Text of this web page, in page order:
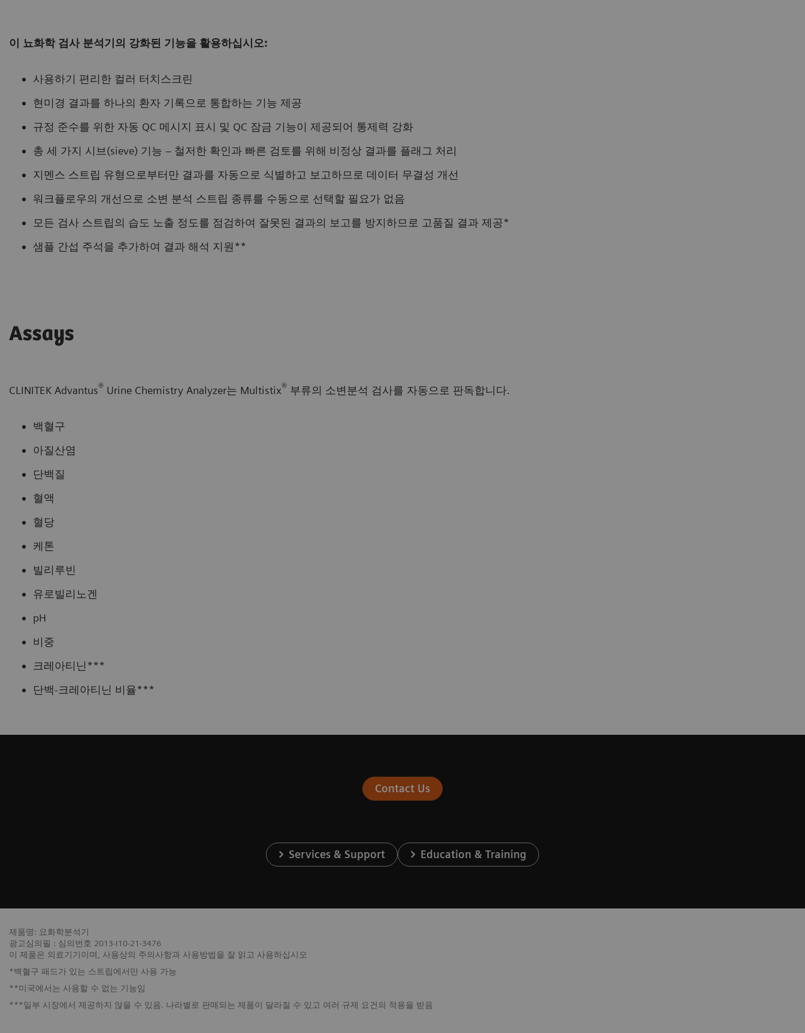
이 뇨화학 검사 분석기의 강화된 기능을 활용하십시오:
사용하기 편리한 컬러 터치스크린
현미경 결과를 하나의 환자 기록으로 통합하는 기능 제공
규정 준수를 위한 자동 QC 메시지 표시 및 QC 잠금 기능이 제공되어 통제력 강화
총 세 가지 시브(sieve) 기능 – 철저한 확인과 빠른 검토를 위해 비정상 결과를 플래그 처리
지멘스 스트립 유형으로부터만 결과를 자동으로 식별하고 보고하므로 데이터 무결성 개선
워크플로우의 개선으로 소변 분석 스트립 종류를 수동으로 선택할 필요가 없음
모든 검사 스트립의 습도 노출 정도를 점검하여 잘못된 결과의 보고를 방지하므로 고품질 결과 제공*
샘플 간섭 주석을 추가하여 결과 해석 지원**
Assays
CLINITEK Advantus® Urine Chemistry Analyzer는 Multistix® 부류의 소변분석 검사를 자동으로 판독합니다.
백혈구
아질산염
단백질
혈액
혈당
케톤
빌리루빈
유로빌리노겐
pH
비중
크레아티닌***
단백-크레아티닌 비율***
Contact Us
Services & Support Education & Training
제품명: 요화학분석기
광고심의필 : 심의번호 2013-I10-21-3476
이 제품은 의료기기이며, 사용상의 주의사항과 사용방법을 잘 읽고 사용하십시오
*백혈구 패드가 있는 스트립에서만 사용 가능
**미국에서는 사용할 수 없는 기능임
***일부 시장에서 제공하지 않을 수 있음. 나라별로 판매되는 제품이 달라질 수 있고 여러 규제 요건의 적용을 받음